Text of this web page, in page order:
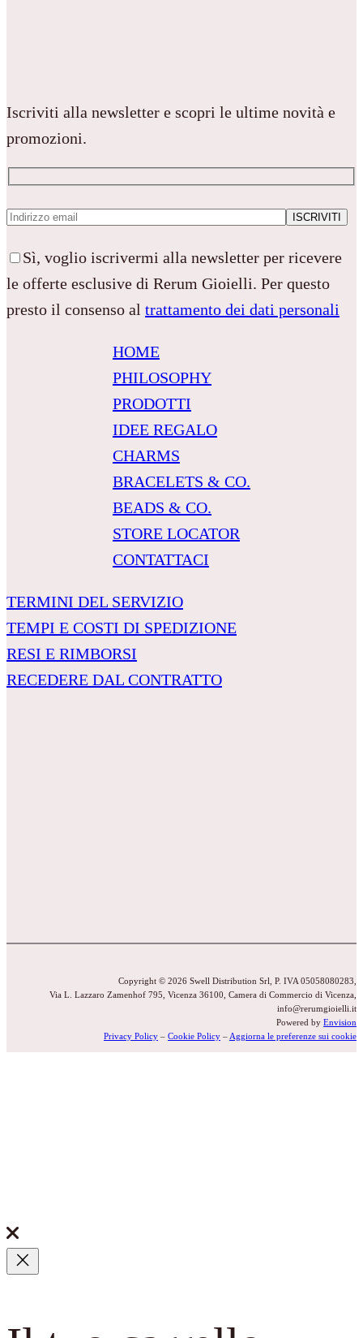
Iscriviti alla newsletter e scopri le ultime novità e
promozioni.
Sì, voglio iscrivermi alla newsletter per ricevere
le offerte esclusive di Rerum Gioielli. Per questo
presto il consenso al trattamento dei dati personali
HOME
PHILOSOPHY
PRODOTTI
IDEE REGALO
CHARMS
BRACELETS & CO.
BEADS & CO.
STORE LOCATOR
CONTATTACI
TERMINI DEL SERVIZIO
TEMPI E COSTI DI SPEDIZIONE
RESI E RIMBORSI
RECEDERE DAL CONTRATTO
Copyright © 2026 Swell Distribution Srl, P. IVA 05058080283,
Via L. Lazzaro Zamenhof 795, Vicenza 36100, Camera di Commercio di Vicenza,
info@rerumgioielli.it
Powered by Envision
Privacy Policy – Cookie Policy – Aggiorna le preferenze sui cookie